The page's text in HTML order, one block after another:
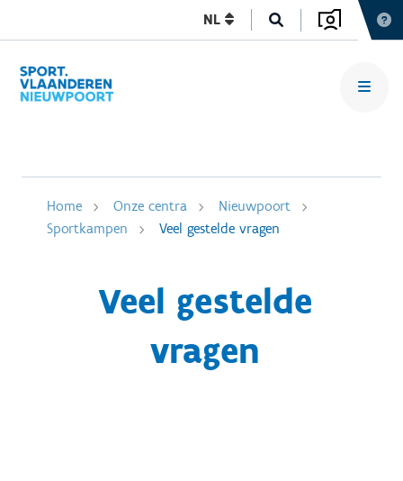
NL
Home Onze centra
Nieuwpoort
Sportkampen
Veel gestelde vragen
Veel gestelde
vragen